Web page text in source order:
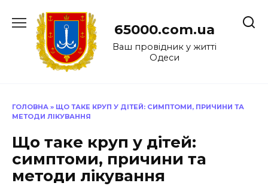
до
65000.com.ua
Ваш провідник у житті
Одеси
ГОЛОВНА » ЩО ТАКЕ КРУП У ДІТЕЙ: СИМПТОМИ, ПРИЧИНИ ТА
МЕТОДИ ЛІКУВАННЯ
Що таке круп у дітей:
симптоми, причини та
методи лікування